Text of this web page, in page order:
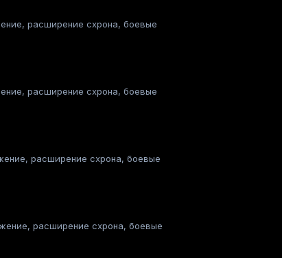
расширение схрона, боевые
расширение схрона, боевые
расширение схрона, боевые
расширение схрона, боевые